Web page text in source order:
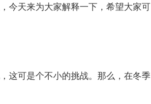
今天来为大家解释一下，希望大家可
这可是个不小的挑战。那么，在冬季